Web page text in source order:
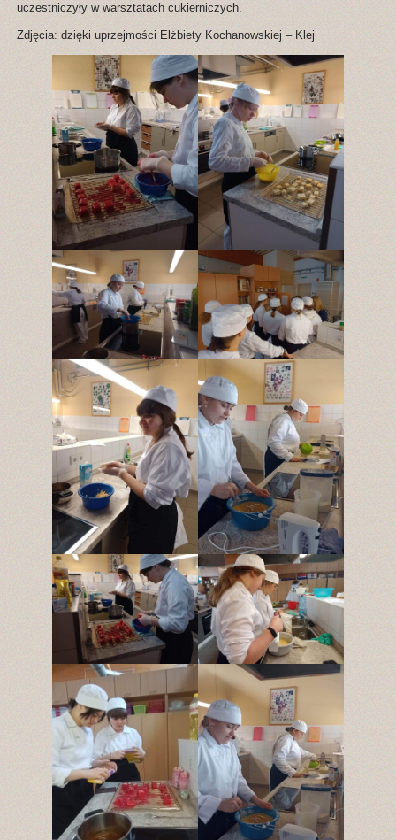
uczestniczyły w warsztatach cukierniczych.
Zdjęcia: dzięki uprzejmości Elżbiety Kochanowskiej – Klej